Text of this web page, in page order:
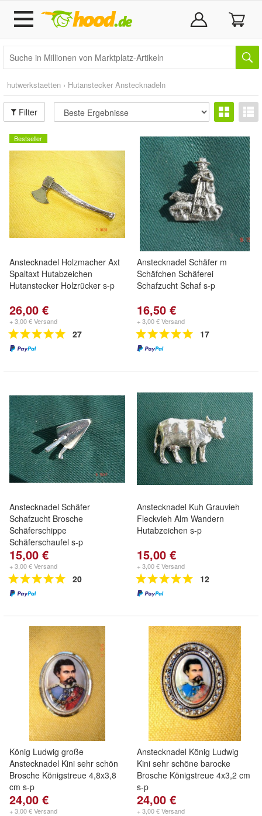
hutwerkstaetten › Hutanstecker Anstecknadeln
Filter
Bestseller
Anstecknadel Holzmacher Axt
Spaltaxt Hutabzeichen
Hutanstecker Holzrücker s-p
26,00 €
+ 3,00 € Versand
27
Anstecknadel Schäfer m
Schäfchen Schäferei
Schafzucht Schaf s-p
16,50 €
+ 3,00 € Versand
17
Anstecknadel Schäfer
Schafzucht Brosche
Schäferschippe
Schäferschaufel s-p
15,00 €
+ 3,00 € Versand
20
Anstecknadel Kuh Grauvieh
Fleckvieh Alm Wandern
Hutabzeichen s-p
15,00 €
+ 3,00 € Versand
12
König Ludwig große
Anstecknadel Kini sehr schön
Brosche Königstreue 4,8x3,8
cm s-p
24,00 €
+ 3,00 € Versand
Anstecknadel König Ludwig
Kini sehr schöne barocke
Brosche Königstreue 4x3,2 cm
s-p
24,00 €
+ 3,00 € Versand